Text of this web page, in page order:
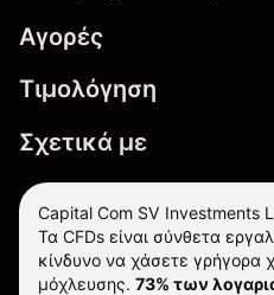
Αγορές
Τιμολόγηση
Σχετικά με
Capital Com SV Investments
Τα CFDs είναι σύνθετα
κίνδυνο να χάσετε γρήγορα
μόχλευσης. 73% των